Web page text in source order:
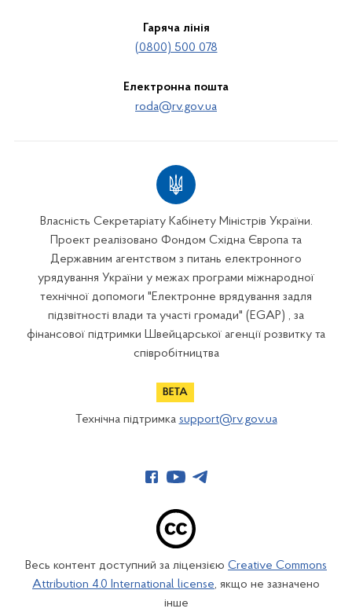
Гаряча лінія
(0800) 500 078
Електронна пошта
roda@rv.gov.ua
Власність Секретаріату Кабінету Міністрів України.
Проект реалізовано Фондом Східна Європа та
Державним агентством з питань електронного
урядування України у межах програми міжнародної
технічної допомоги "Електронне врядування задля
підзвітності влади та участі громади" (EGAP) , за
фінансової підтримки Швейцарської агенції розвитку та
співробітництва
Технічна підтримка support@rv.gov.ua
Весь контент доступний за ліцензією Creative Commons
Attribution 4.0 International license, якщо не зазначено
інше